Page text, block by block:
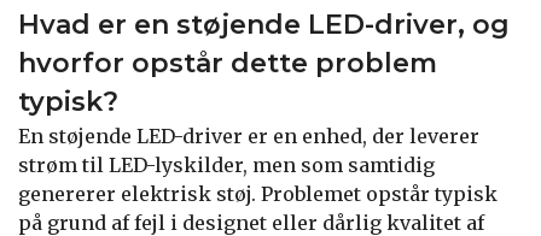
Hvad er en støjende LED-driver, og
hvorfor opstår dette problem
typisk?
En støjende LED-driver er en enhed, der leverer
strøm til LED-lyskilder, men som samtidig
genererer elektrisk støj. Problemet opstår typisk
på grund af fejl i designet eller dårlig kvalitet af